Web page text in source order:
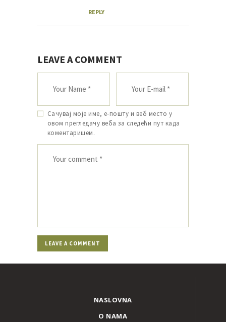
REPLY
LEAVE A COMMENT
Сачувај моје име, е-пошту и веб место у
овом прегледачу веба за следећи пут када
коментаришем.
NASLOVNA
O NAMA